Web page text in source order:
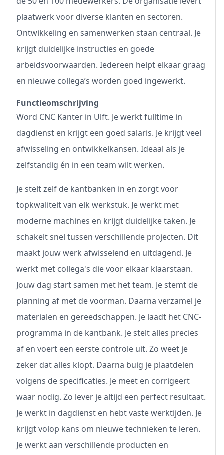
plaatwerk voor diverse klanten en sectoren.
Ontwikkeling en samenwerken staan centraal. Je
krijgt duidelijke instructies en goede
arbeidsvoorwaarden. Iedereen helpt elkaar graag
en nieuwe collega’s worden goed ingewerkt.
Functieomschrijving
Word CNC Kanter in Ulft. Je werkt fulltime in
dagdienst en krijgt een goed salaris. Je krijgt veel
afwisseling en ontwikkelkansen. Ideaal als je
zelfstandig én in een team wilt werken.
Je stelt zelf de kantbanken in en zorgt voor
topkwaliteit van elk werkstuk. Je werkt met
moderne machines en krijgt duidelijke taken. Je
schakelt snel tussen verschillende projecten. Dit
maakt jouw werk afwisselend en uitdagend. Je
werkt met collega's die voor elkaar klaarstaan.
Jouw dag start samen met het team. Je stemt de
planning af met de voorman. Daarna verzamel je
materialen en gereedschappen. Je laadt het CNC-
programma in de kantbank. Je stelt alles precies
af en voert een eerste controle uit. Zo weet je
zeker dat alles klopt. Daarna buig je plaatdelen
volgens de specificaties. Je meet en corrigeert
waar nodig. Zo lever je altijd een perfect resultaat.
Je werkt in dagdienst en hebt vaste werktijden. Je
krijgt volop kans om nieuwe technieken te leren.
Je werkt aan verschillende producten en